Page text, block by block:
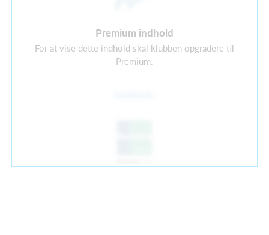
Premium indhold
For at vise dette indhold skal klubben opgradere til
Premium.